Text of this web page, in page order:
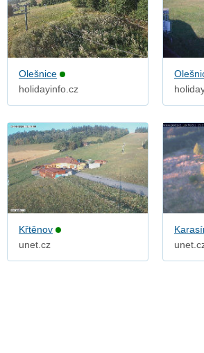
Olešnice
holidayinfo.cz
Křtěnov
unet.cz